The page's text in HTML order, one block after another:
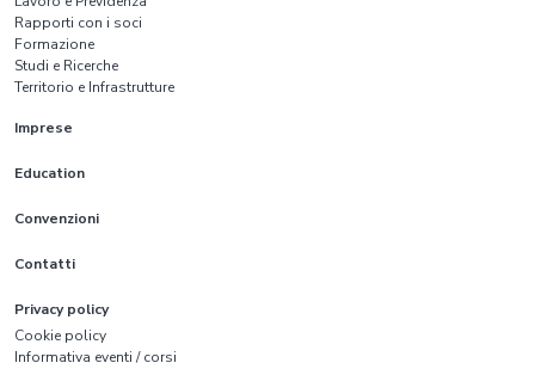
Rapporti con i soci
Formazione
Studi e Ricerche
Territorio e Infrastrutture
Imprese
Education
Convenzioni
Contatti
Privacy policy
Cookie policy
Informativa eventi / corsi